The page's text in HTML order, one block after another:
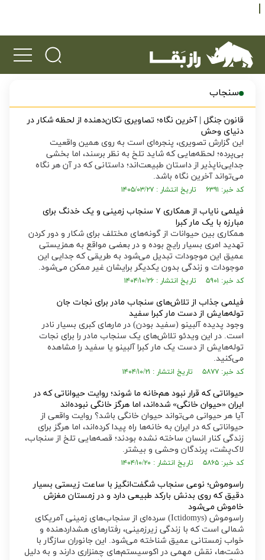
سنجاب
قانون جنگل | آخرین نگاه؛ تصاویری تکان‌دهنده از لحظه شکار در
دنیای وحش
این گزارش تصویری، پنجره‌ای است به روی همین واقعیت
بی‌پرده؛ لحظه‌هایی که شاید تلخ به نظر برسند، اما بخشی
جدایی‌ناپذیر از داستان طبیعت‌اند؛ داستانی که در آن هر نگاه
می‌تواند آخرین نگاه باشد.
کد خبر: ۶۳۹۱ تاریخ انتشار : ۱۴۰۵/۰۳/۲۷
فیلمی نایاب از همکاری ۷ سنجاب زمینی و یک خدنگ برای
مبارزه با یک مار کبرا
همکاری بین حیوانات از گونه‌های مختلف برای شکار و دور کردن
تهدید امری بسیار رایج بوده و در بعضی مواقع به همزیستی
عمیق این موجودات تبدیل می‌شود به طریقی که جدایی این
موجودات و زندگی بدون یکدیگر برایشان غیر ممکن می‌شود.
کد خبر: ۵۹۰۱ تاریخ انتشار : ۱۴۰۴/۱۰/۲۶
فیلمی جذاب از تلاش‌های سنجاب مادر برای نجات جان
توله‌هایش از دست مار کبرا سفید
وجود پدیده آلبینو (سفید بودن) در مار‌های کبری بسیار نادر
است. در این ویدئو تلاش‌های یک سنجاب مادر را برای نجات
توله‌هایش از دست یک مار کبرا آلبینو یا سفید را مشاهده
می‌کنید.
کد خبر: ۵۸۷۷ تاریخ انتشار : ۱۴۰۴/۱۰/۲۱
حیواناتی که قرار نبود هم‌خانه ما شوند؛ روایت حیواناتی که در
ایران «حیوان خانگی» شده‌اند، اما هرگز خانگی نبوده‌اند
آیا هر حیوانی می‌تواند حیوان خانگی باشد؟ روایت واقعی از
حیواناتی که در ایران به خانه‌ها راه پیدا کرده‌اند، اما هرگز برای
زندگی کنار انسان ساخته نشده بودند؛ قصه‌هایی تلخ از سنجاب،
لاک‌پشت، پرندگان وحشی و بیشتر.
کد خبر: ۵۸۶۵ تاریخ انتشار : ۱۴۰۴/۱۰/۲۰
راسوموش؛ نوعی سنجاب شگفت‌انگیز با ساعت زیستی بسیار
دقیق که روی بدنش بارکد طبیعی دارد و در زمستان مغزش
خاموش می‌شود
راسوموش (Ictidomys) سرده‌ای از سنجاب‌های زمینی آمریکای
شمالی است که با زندگی زیرزمینی، رفتار‌های هشداردهنده و
خواب زمستانی عمیق شناخته می‌شود. این جانوران سازگار با
دشت‌ها، نقش مهمی در اکوسیستم‌های چمنزاری دارند و به دلیل